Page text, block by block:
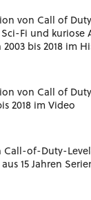
von Call of
Fi und kuriose
bis 2018 im
von Call of
2018 im Video
Call-of-Duty-
15 Jahren